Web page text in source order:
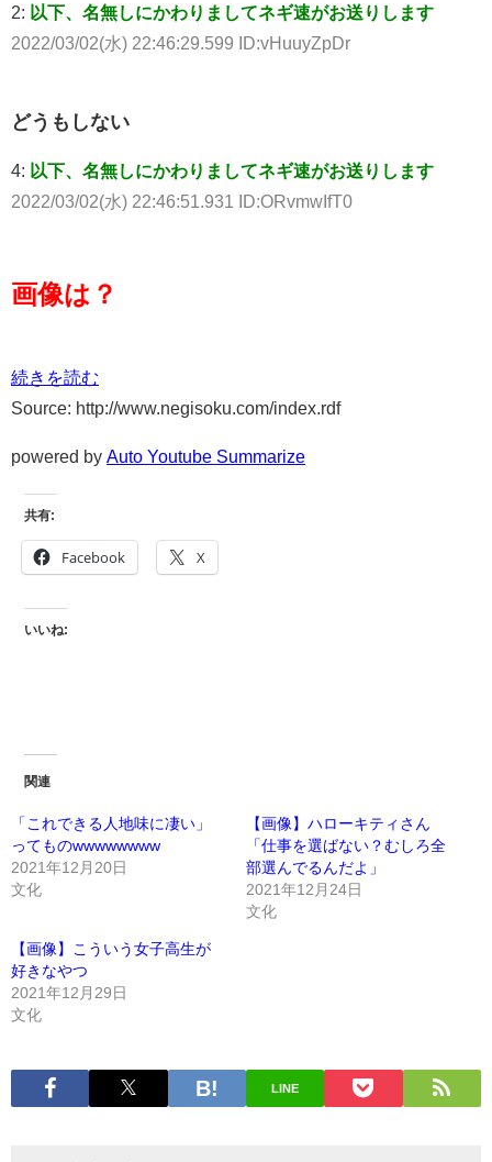
2: 以下、名無しにかわりましてネギ速がお送りします
2022/03/02(水) 22:46:29.599 ID:vHuuyZpDr
どうもしない
4: 以下、名無しにかわりましてネギ速がお送りします
2022/03/02(水) 22:46:51.931 ID:ORvmwIfT0
画像は？
続きを読む
Source: http://www.negisoku.com/index.rdf
powered by Auto Youtube Summarize
共有:
Facebook X
いいね:
関連
「これできる人地味に凄い」
ってものwwwwwwww
2021年12月20日
文化
【画像】ハローキティさん
「仕事を選ばない？むしろ全
部選んでるんだよ」
2021年12月24日
文化
【画像】こういう女子高生が
好きなやつ
2021年12月29日
文化
LINE